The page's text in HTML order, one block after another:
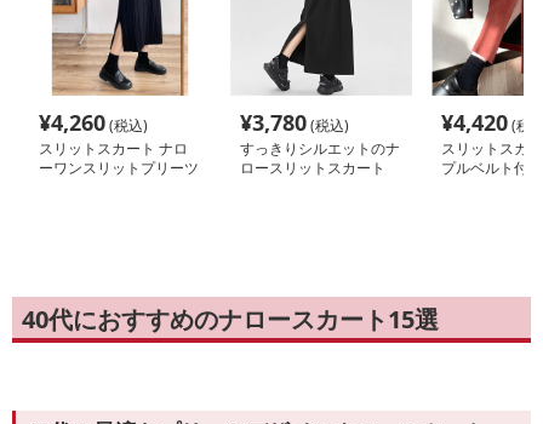
¥4,260(税込)
スリットスカート ナロ
ーワンスリットプリーツ
¥3,780(税込)
すっきりシルエットのナ
ロースリットスカート
¥4,420(税
スリットスカ
プルベルト付
40代におすすめのナロースカート15選